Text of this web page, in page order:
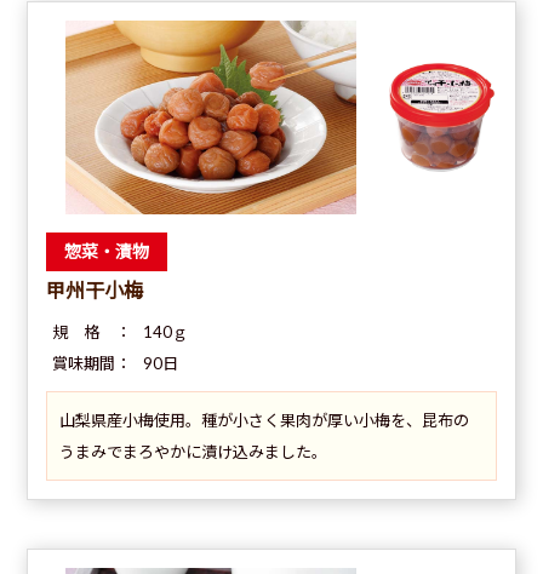
惣菜・漬物
甲州干小梅
規 格 ：
140ｇ
賞味期間：
90日
山梨県産小梅使用。種が小さく果肉が厚い小梅を、昆布の
うまみでまろやかに漬け込みました。